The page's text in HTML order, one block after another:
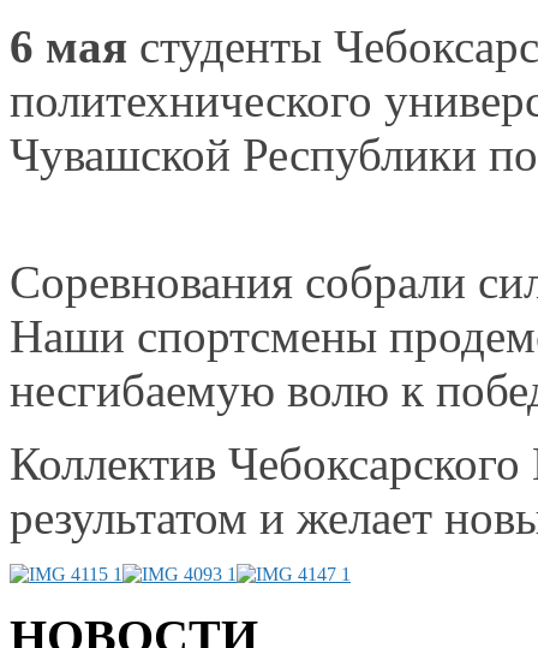
6 мая студенты
политехнического
Чувашской Республики
Соревнования собрали
Наши спортсмены
несгибаемую волю к
Коллектив
результатом и желает
НОВОСТИ